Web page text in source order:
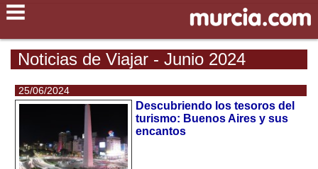
Noticias de Viajar - Junio 2024
25/06/2024
Descubriendo los tesoros del
turismo: Buenos Aires y sus
encantos